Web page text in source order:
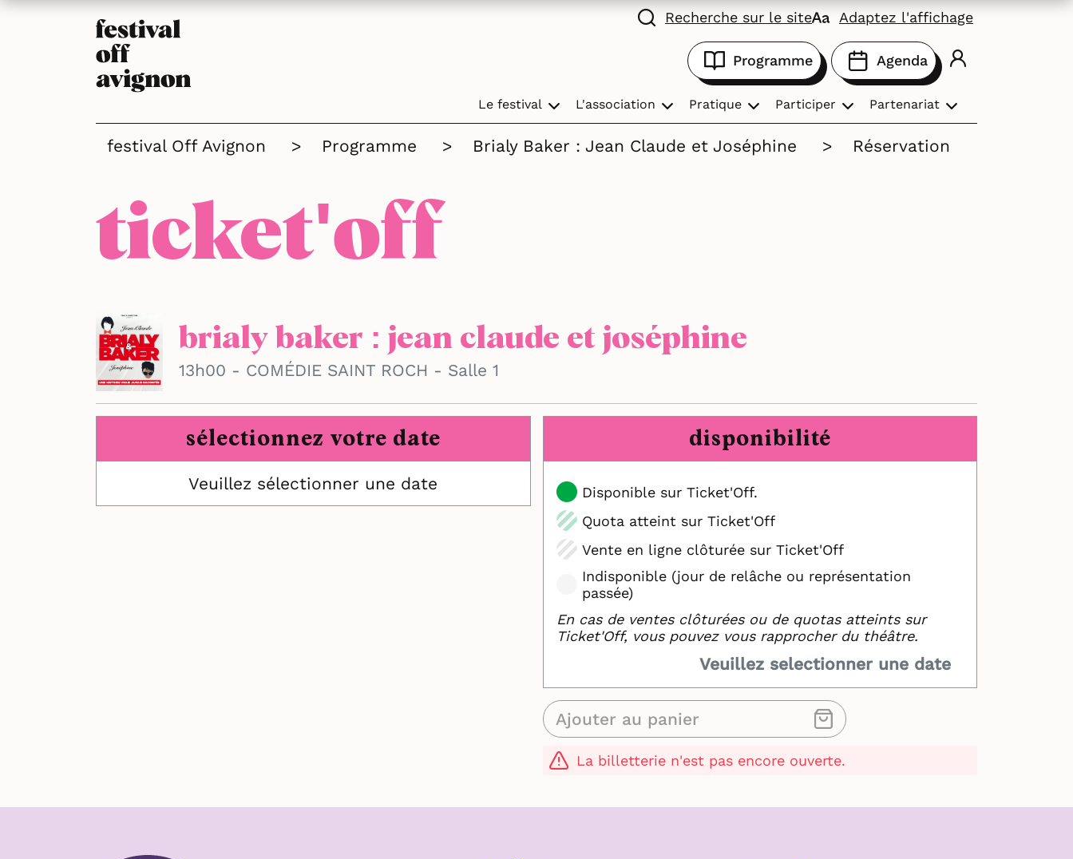
Recherche sur le site Adaptez l'affichage
Le festival L'association Pratique Participer Partenariat
Programme Agenda
festival Off Avignon > Programme > Brialy Baker : Jean Claude et Joséphine > Réservation
ticket'off
brialy baker : jean claude et joséphine
13h00 - COMÉDIE SAINT ROCH - Salle 1
sélectionnez votre date
Veuillez sélectionner une date
disponibilité
Disponible sur Ticket'Off.
Quota atteint sur Ticket'Off
Vente en ligne clôturée sur Ticket'Off
Indisponible (jour de relâche ou représentation
passée)
En cas de ventes clôturées ou de quotas atteints sur
Ticket'Off, vous pouvez vous rapprocher du théâtre.
Veuillez selectionner une date
Ajouter au panier
La billetterie n'est pas encore ouverte.